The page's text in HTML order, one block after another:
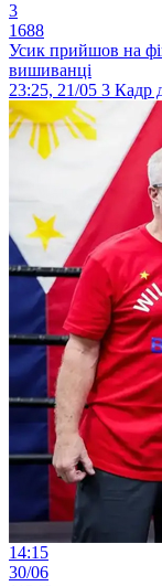
3
1688
Усик прийшов на
вишиванці
23:25, 21/05 3 Кадр
14:15
30/06